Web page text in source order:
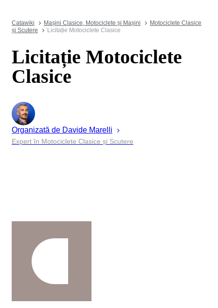
Catawiki Mașini Clasice, Motociclete și Mașini
Motociclete Clasice
și Scutere
Licitație Motociclete Clasice
Licitație Motociclete
Clasice
Organizată de Davide Marelli
Expert în Motociclete Clasice și Scutere